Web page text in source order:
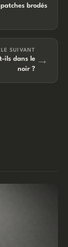
brodés
SUIVANT
dans le
noir ?
→